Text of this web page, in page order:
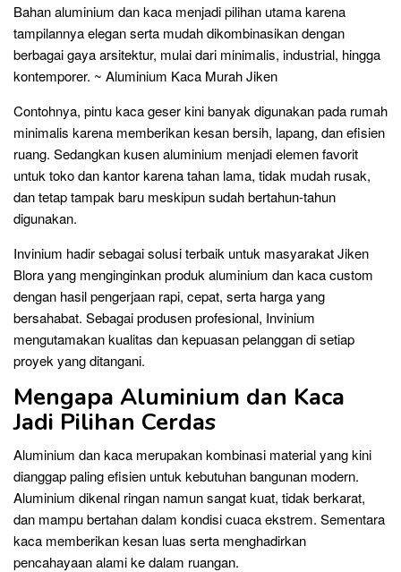
Bahan aluminium dan kaca menjadi pilihan utama karena
tampilannya elegan serta mudah dikombinasikan dengan
berbagai gaya arsitektur, mulai dari minimalis, industrial, hingga
kontemporer. ~ Aluminium Kaca Murah Jiken
Contohnya, pintu kaca geser kini banyak digunakan pada rumah
minimalis karena memberikan kesan bersih, lapang, dan efisien
ruang. Sedangkan kusen aluminium menjadi elemen favorit
untuk toko dan kantor karena tahan lama, tidak mudah rusak,
dan tetap tampak baru meskipun sudah bertahun-tahun
digunakan.
Invinium hadir sebagai solusi terbaik untuk masyarakat Jiken
Blora yang menginginkan produk aluminium dan kaca custom
dengan hasil pengerjaan rapi, cepat, serta harga yang
bersahabat. Sebagai produsen profesional, Invinium
mengutamakan kualitas dan kepuasan pelanggan di setiap
proyek yang ditangani.
Mengapa Aluminium dan Kaca
Jadi Pilihan Cerdas
Aluminium dan kaca merupakan kombinasi material yang kini
dianggap paling efisien untuk kebutuhan bangunan modern.
Aluminium dikenal ringan namun sangat kuat, tidak berkarat,
dan mampu bertahan dalam kondisi cuaca ekstrem. Sementara
kaca memberikan kesan luas serta menghadirkan
pencahayaan alami ke dalam ruangan.